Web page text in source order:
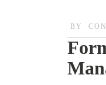
BY